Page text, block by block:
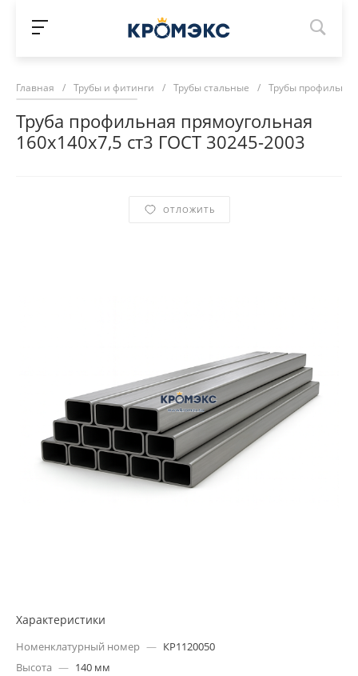
Главная / Трубы и фитинги / Трубы стальные / Трубы
Труба профильная прямоугольная
160х140х7,5 ст3 ГОСТ 30245-2003
ОТЛОЖИТЬ
Характеристики
Номенклатурный номер — КР1120050
Высота — 140 мм